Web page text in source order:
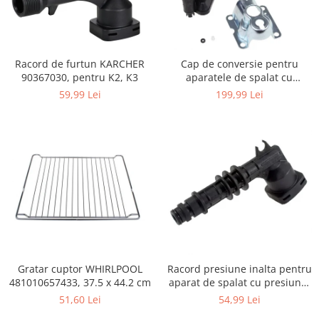
Igiena si ingrijire
Petshop
Accesorii animale de companie
Acvaristica
Mobila si transport animale de
companie
Zgarzi, lese si hamuri
PC, Periferice & Software
Imprimante, Scanere &
Consumabile
Periferice PC
Racord de furtun KARCHER
90367030, pentru K2, K3
59,99 Lei
Cap de conversie pentru
aparatele de spalat cu
presiune KARCHER K
199,99 Lei
Gratar cuptor WHIRLPOOL
481010657433, 37.5 x 44.2 cm
51,60 Lei
Racord presiune inalta pentru
aparat de spalat cu presiune,
KARCHER 9.013-355.0, K4/K5
54,99 Lei